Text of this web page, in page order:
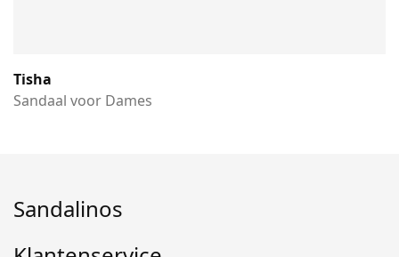
Tisha
Sandaal voor Dames
Sandalinos